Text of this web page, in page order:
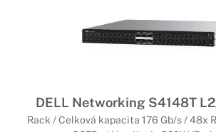
DELL Networking S4148T
Rack / Celková kapacita 176 Gb/s / 48x